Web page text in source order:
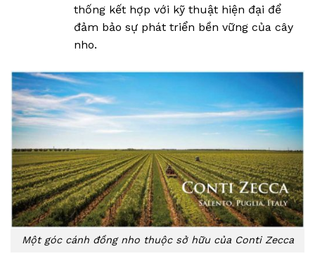
thống kết hợp với kỹ thuật hiện đại để
đảm bảo sự phát triển bền vững của cây
nho.
Một góc cánh đồng nho thuộc sở hữu của Conti Zecca